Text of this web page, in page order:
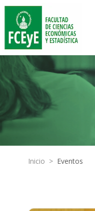
Inicio > Eventos